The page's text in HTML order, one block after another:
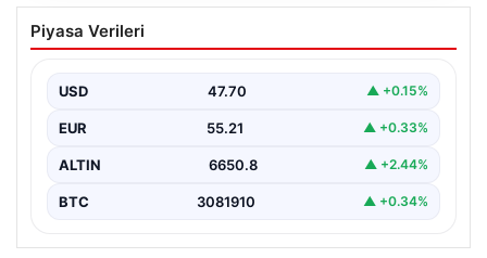
Real Madrid, Yan Diomande’yi Transfer
Etti: Detaylar Açıklandı
gündeme oturdu. Kulüp, Fildişi Sahilli…
Piyasa Verileri
USD 47.70 ▲ +0.15%
EUR 55.21 ▲ +0.33%
ALTIN 6650.8 ▲ +2.44%
BTC 3081910 ▲ +0.34%